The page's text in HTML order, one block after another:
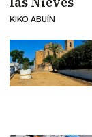
KIKO ABUÍN